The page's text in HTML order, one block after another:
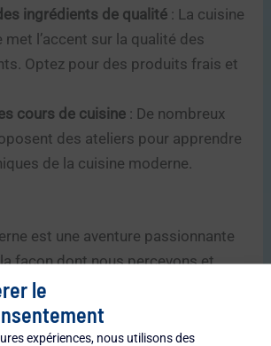
le
expériences, nous utilisons des
ingrédients de qualité : La cuisine
met l’accent sur la qualité des
Optez pour des produits frais et
cours de cuisine : De nombreux
des ateliers pour apprendre
de la cuisine moderne.
est une aventure passionnante
façon dont nous percevons et
En tant que rédacteur en
Globe, je suis ravi de partager avec
et astuces pour vous aider à